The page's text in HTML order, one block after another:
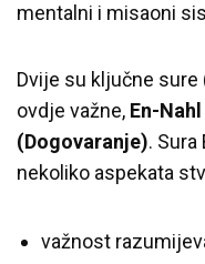
mentalni i misaoni
Dvije su ključne sure
ovdje važne, En-
(Dogovaranje). Sura
nekoliko aspekata
važnost